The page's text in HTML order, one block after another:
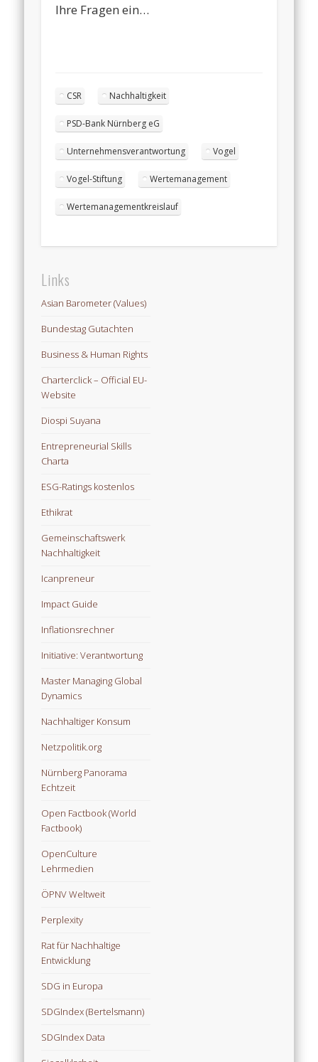
Ihre Fragen ein…
CSR Nachhaltigkeit
PSD-Bank Nürnberg eG
Unternehmensverantwortung Vogel
Vogel-Stiftung Wertemanagement
Wertemanagementkreislauf
Links
Asian Barometer (Values)
Bundestag Gutachten
Business & Human Rights
Charterclick – Official EU-
Website
Diospi Suyana
Entrepreneurial Skills
Charta
ESG-Ratings kostenlos
Ethikrat
Gemeinschaftswerk
Nachhaltigkeit
Icanpreneur
Impact Guide
Inflationsrechner
Initiative: Verantwortung
Master Managing Global
Dynamics
Nachhaltiger Konsum
Netzpolitik.org
Nürnberg Panorama
Echtzeit
Open Factbook (World
Factbook)
OpenCulture
Lehrmedien
ÖPNV Weltweit
Perplexity
Rat für Nachhaltige
Entwicklung
SDG in Europa
SDGIndex (Bertelsmann)
SDGIndex Data